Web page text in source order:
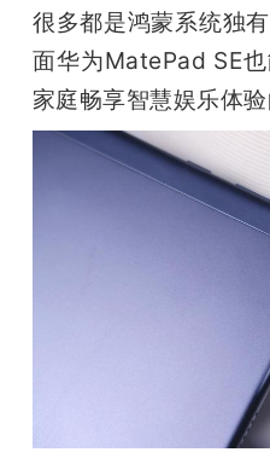
很多都是鸿蒙系统独
面华为MatePad SE
家庭畅享智慧娱乐体验